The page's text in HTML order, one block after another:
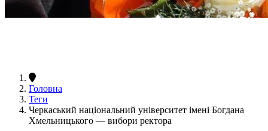
Головна
Теги
Черкаський національний університет імені Богдана
Хмельницького — вибори ректора